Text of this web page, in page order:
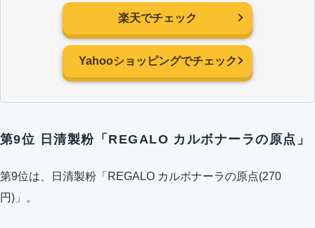
楽天でチェック
Yahooショッピングでチェック
第9位 日清製粉「REGALO カルボナーラの原点」
第9位は、日清製粉「REGALO カルボナーラの原点(270
円)」。